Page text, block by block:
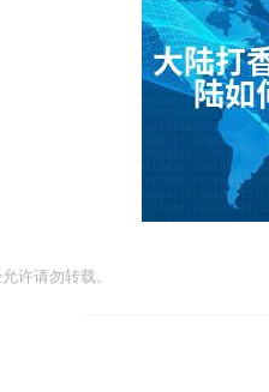
许请勿转载。